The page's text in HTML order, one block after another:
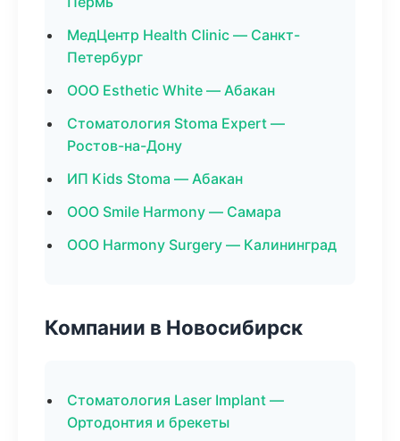
МедЦентр Health Clinic — Санкт-
Петербург
ООО Esthetic White — Абакан
Стоматология Stoma Expert —
Ростов-на-Дону
ИП Kids Stoma — Абакан
ООО Smile Harmony — Самара
ООО Harmony Surgery — Калининград
Компании в Новосибирск
Стоматология Laser Implant —
Ортодонтия и брекеты